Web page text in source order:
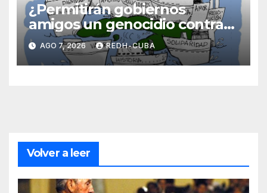
¿Permitirán gobiernos
amigos un genocidio contra
Cuba? Por Hedelberto López
Blanch
AGO 7, 2026 REDH-CUBA
Volver a leer